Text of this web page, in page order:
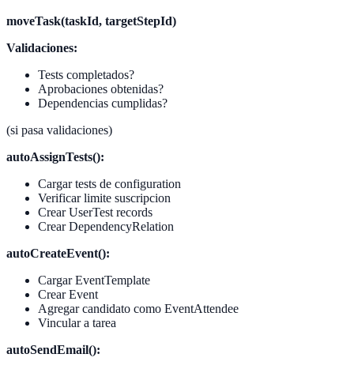
moveTask(taskId, targetStepId)
Validaciones:
Tests completados?
Aprobaciones obtenidas?
Dependencias cumplidas?
(si pasa validaciones)
autoAssignTests():
Cargar tests de configuration
Verificar limite suscripcion
Crear UserTest records
Crear DependencyRelation
autoCreateEvent():
Cargar EventTemplate
Crear Event
Agregar candidato como EventAttendee
Vincular a tarea
autoSendEmail():